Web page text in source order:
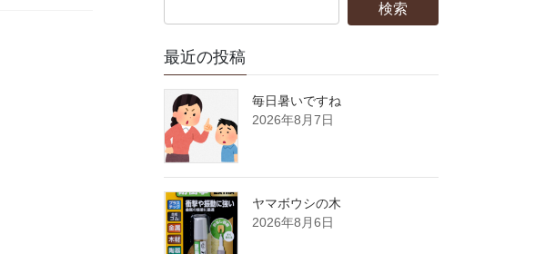
最近の投稿
毎日暑いですね
2026年8月7日
ヤマボウシの木
2026年8月6日